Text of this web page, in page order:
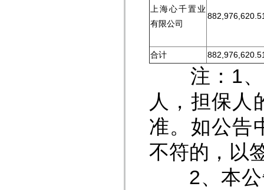
上海心千置业
有限公司
合计
注：1、
人，担保人
准。如公告
不符的，以
2、本公